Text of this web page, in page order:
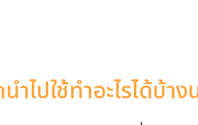
ไปใช้ทำอะไรได้บ้า